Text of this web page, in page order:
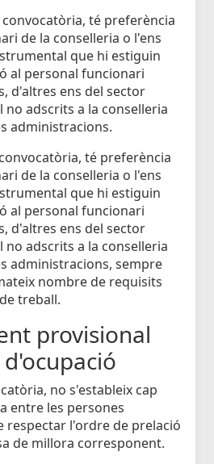
té preferència
de la conselleria o l'ens
que hi estiguin
al personal funcionari
d'altres ens del sector
adscrits a la conselleria
administracions.
té preferència
de la conselleria o l'ens
que hi estiguin
al personal funcionari
d'altres ens del sector
adscrits a la conselleria
administracions, sempre
nombre de requisits
treball.
provisional
no s'estableix cap
entre les persones
respectar l'ordre de prelació
de millora corresponent.